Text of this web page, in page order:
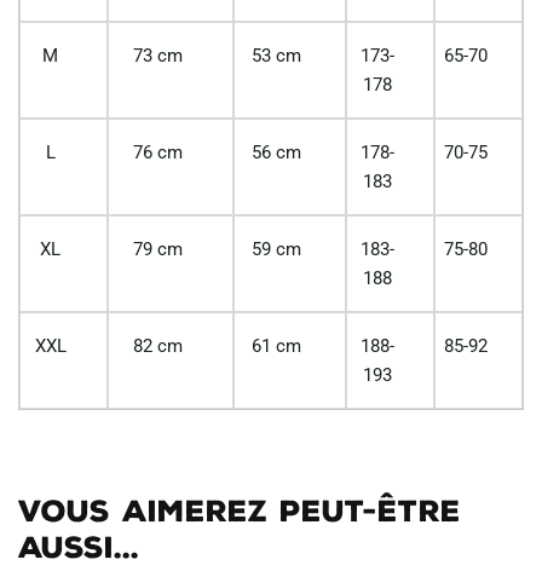
M 73 cm 53 cm
173-
178
65-70
L 76 cm 56 cm
178-
183
70-75
XL 79 cm 59 cm
183-
188
75-80
XXL 82 cm 61 cm
188-
193
85-92
Vous aimerez peut-être
aussi...